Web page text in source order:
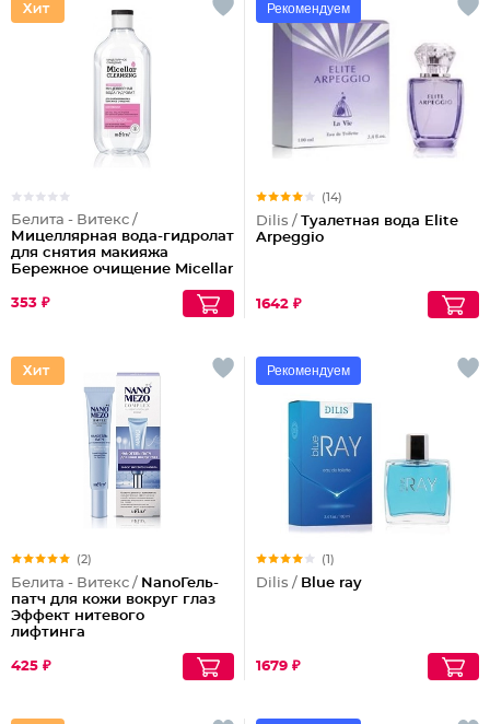
Белита - Витекс /
Мицеллярная вода-гидролат
для снятия макияжа
Бережное очищение Micellar
353 ₽
Рекомендуем
(14)
Dilis / Туалетная вода Elite
Arpeggio
1642 ₽
(2)
Белита - Витекс / NanoГель-
патч для кожи вокруг глаз
Эффект нитевого
лифтинга
425 ₽
Рекомендуем
(1)
Dilis / Blue ray
1679 ₽